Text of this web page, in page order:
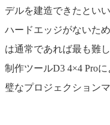
デルを建造できたとい
ハードエッジがないた
は通常であれば最も難
制作ツールD3 4×4 Pro
璧なプロジェクション